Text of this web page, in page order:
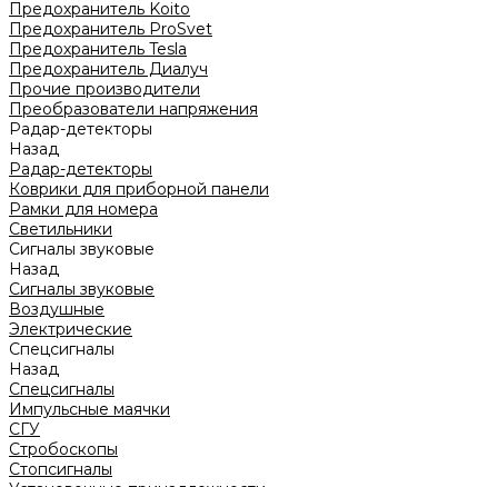
Предохранитель Koito
Предохранитель ProSvet
Предохранитель Tesla
Предохранитель Диалуч
Прочие производители
Преобразователи напряжения
Радар-детекторы
Назад
Радар-детекторы
Коврики для приборной панели
Рамки для номера
Светильники
Сигналы звуковые
Назад
Сигналы звуковые
Воздушные
Электрические
Спецсигналы
Назад
Спецсигналы
Импульсные маячки
СГУ
Стробоскопы
Стопсигналы